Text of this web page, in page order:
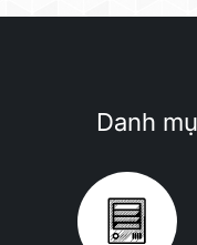
Danh